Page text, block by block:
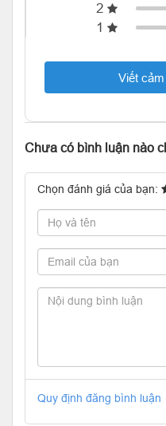
2
1
Viết
Chưa có bình luận nào
Chọn đánh giá của bạn:
Quy định đăng bình luận